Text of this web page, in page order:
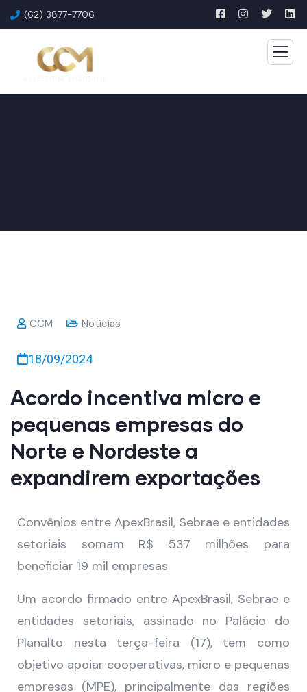
(62) 3877-7706
CCM Notícias
18/09/2024
Acordo incentiva micro e
pequenas empresas do
Norte e Nordeste a
expandirem exportações
Convênios entre ApexBrasil, Sebrae e entidades
setoriais somam R$ 537 milhões para
beneficiar 19 mil empresas
Um acordo firmado entre ApexBrasil, Sebrae e
entidades setoriais, assinado no Palácio do
Planalto nesta terça-feira (17), tem como
objetivo apoiar cooperativas, micro e pequenas
empresas (MPE), principalmente das regiões